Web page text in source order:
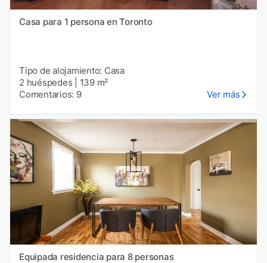
Casa para 1 persona en Toronto
Tipo de alojamiento: Casa
2 huéspedes
139 m²
Comentarios: 9
Ver más
Equipada residencia para 8 personas